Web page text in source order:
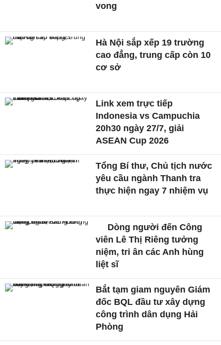
vong
Hà Nội sắp xếp 19 trường
cao đẳng, trung cấp còn 10
cơ sở
Link xem trực tiếp
Indonesia vs Campuchia
20h30 ngày 27/7, giải
ASEAN Cup 2026
Tổng Bí thư, Chủ tịch nước
yêu cầu ngành Thanh tra
thực hiện ngay 7 nhiệm vụ
Dòng người đến Công
viên Lê Thị Riêng tưởng
niệm, tri ân các Anh hùng
liệt sĩ
Bắt tạm giam nguyên Giám
đốc BQL đầu tư xây dựng
công trình dân dụng Hải
Phòng